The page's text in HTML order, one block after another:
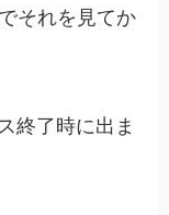
それを見てか
終了時に出ま